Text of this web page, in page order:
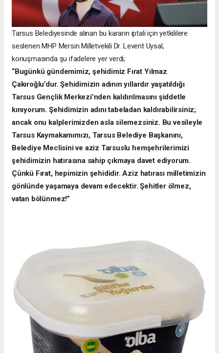
Tarsus Belediyesinde alınan bu kararın iptali için yetkililere
seslenen MHP Mersin Milletvekili Dr. Levent Uysal,
konuşmasında şu ifadelere yer verdi;
“Bugünkü gündemimiz, şehidimiz Fırat Yılmaz
Çakıroğlu’dur. Şehidimizin adının yıllardır yaşatıldığı
Tarsus Gençlik Merkezi’nden kaldırılmasını şiddetle
kınıyorum. Şehidimizin adını tabeladan kaldırabilirsiniz;
ancak onu kalplerimizden asla silemezsiniz. Bu vesileyle
Tarsus Kaymakamımızı, Tarsus Belediye Başkanını,
Belediye Meclisini ve aziz Tarsuslu hemşehrilerimizi
şehidimizin hatırasına sahip çıkmaya davet ediyorum.
Çünkü Fırat, hepimizin şehididir. Aziz hatırası milletimizin
gönlünde yaşamaya devam edecektir. Şehitler ölmez,
vatan bölünmez!”